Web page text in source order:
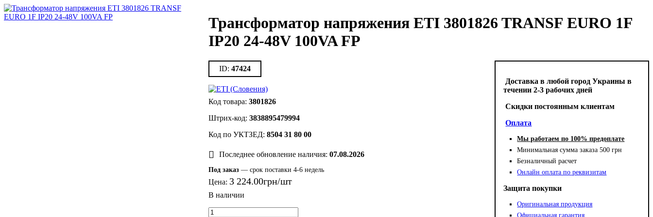
Трансформатор напряжения ETI 3801826 TRANSF EURO 1F
IP20 24-48V 100VA FP
47424
3801826
3838895479994
8504 31 80 00
Последнее обновление наличия: 07.08.2026
Под заказ— срок поставки 4-6 недель
Цена: 3 224.00грн
Доставка в любой город Украины в
течении 2-3 рабочих дней
Cкидки постоянным клиентам
Оплата
Мы работаем по 100% предоплате
Минимальная сумма заказа 500 грн
Безналичный расчет
Онлайн оплата по реквизитам
Защита покупки
Оригинальная продукция
Официальная гарантия